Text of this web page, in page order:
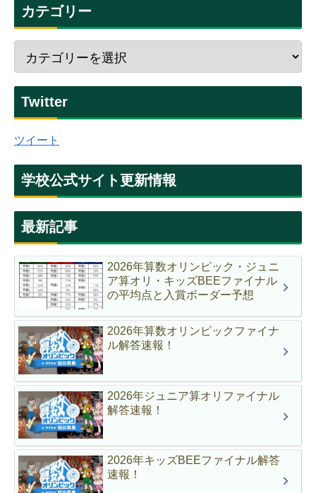
カテゴリー
Twitter
ツイート
学校公式サイト更新情報
最新記事
2026年算数オリンピック・ジュニ
ア算オリ・キッズBEEファイナル
の平均点と入賞ボーダー予想
2026年算数オリンピックファイナ
ル解答速報！
2026年ジュニア算オリファイナル
解答速報！
2026年キッズBEEファイナル解答
速報！